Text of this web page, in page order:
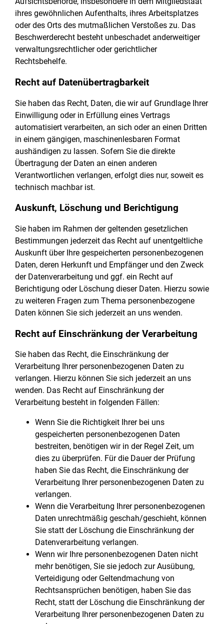
ihres gewöhnlichen Aufenthalts, ihres Arbeitsplatzes
oder des Orts des mutmaßlichen Verstoßes zu. Das
Beschwerderecht besteht unbeschadet anderweitiger
verwaltungsrechtlicher oder gerichtlicher
Rechtsbehelfe.
Recht auf Daten­übertrag­barkeit
Sie haben das Recht, Daten, die wir auf Grundlage Ihrer
Einwilligung oder in Erfüllung eines Vertrags
automatisiert verarbeiten, an sich oder an einen Dritten
in einem gängigen, maschinenlesbaren Format
aushändigen zu lassen. Sofern Sie die direkte
Übertragung der Daten an einen anderen
Verantwortlichen verlangen, erfolgt dies nur, soweit es
technisch machbar ist.
Auskunft, Löschung und Berichtigung
Sie haben im Rahmen der geltenden gesetzlichen
Bestimmungen jederzeit das Recht auf unentgeltliche
Auskunft über Ihre gespeicherten personenbezogenen
Daten, deren Herkunft und Empfänger und den Zweck
der Datenverarbeitung und ggf. ein Recht auf
Berichtigung oder Löschung dieser Daten. Hierzu sowie
zu weiteren Fragen zum Thema personenbezogene
Daten können Sie sich jederzeit an uns wenden.
Recht auf Einschränkung der Verarbeitung
Sie haben das Recht, die Einschränkung der
Verarbeitung Ihrer personenbezogenen Daten zu
verlangen. Hierzu können Sie sich jederzeit an uns
wenden. Das Recht auf Einschränkung der
Verarbeitung besteht in folgenden Fällen:
Wenn Sie die Richtigkeit Ihrer bei uns
gespeicherten personenbezogenen Daten
bestreiten, benötigen wir in der Regel Zeit, um
dies zu überprüfen. Für die Dauer der Prüfung
haben Sie das Recht, die Einschränkung der
Verarbeitung Ihrer personenbezogenen Daten zu
verlangen.
Wenn die Verarbeitung Ihrer personenbezogenen
Daten unrechtmäßig geschah/geschieht, können
Sie statt der Löschung die Einschränkung der
Datenverarbeitung verlangen.
Wenn wir Ihre personenbezogenen Daten nicht
mehr benötigen, Sie sie jedoch zur Ausübung,
Verteidigung oder Geltendmachung von
Rechtsansprüchen benötigen, haben Sie das
Recht, statt der Löschung die Einschränkung der
Verarbeitung Ihrer personenbezogenen Daten zu